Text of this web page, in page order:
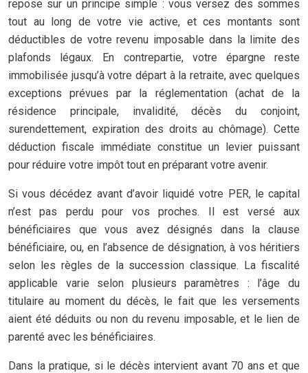
repose sur un principe simple : vous versez des sommes
tout au long de votre vie active, et ces montants sont
déductibles de votre revenu imposable dans la limite des
plafonds légaux. En contrepartie, votre épargne reste
immobilisée jusqu’à votre départ à la retraite, avec quelques
exceptions prévues par la réglementation (achat de la
résidence principale, invalidité, décès du conjoint,
surendettement, expiration des droits au chômage). Cette
déduction fiscale immédiate constitue un levier puissant
pour réduire votre impôt tout en préparant votre avenir.
Si vous décédez avant d’avoir liquidé votre PER, le capital
n’est pas perdu pour vos proches. Il est versé aux
bénéficiaires que vous avez désignés dans la clause
bénéficiaire, ou, en l’absence de désignation, à vos héritiers
selon les règles de la succession classique. La fiscalité
applicable varie selon plusieurs paramètres : l’âge du
titulaire au moment du décès, le fait que les versements
aient été déduits ou non du revenu imposable, et le lien de
parenté avec les bénéficiaires.
Dans la pratique, si le décès intervient avant 70 ans et que